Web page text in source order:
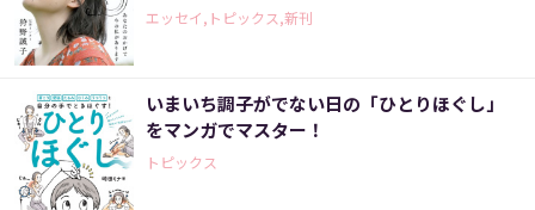
エッセイ,トピックス,新刊
いまいち調子がでない日の「ひとりほぐし」
をマンガでマスター！
トピックス